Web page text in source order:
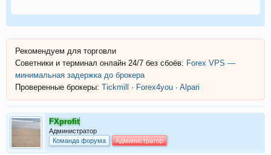
Рекомендуем для торговли
Советники и терминал онлайн 24/7 без сбоёв: Forex VPS —
минимальная задержка до брокера
Проверенные брокеры: Tickmill · Forex4you · Alpari
FXprofit
Администратор
Команда форума
Администратор